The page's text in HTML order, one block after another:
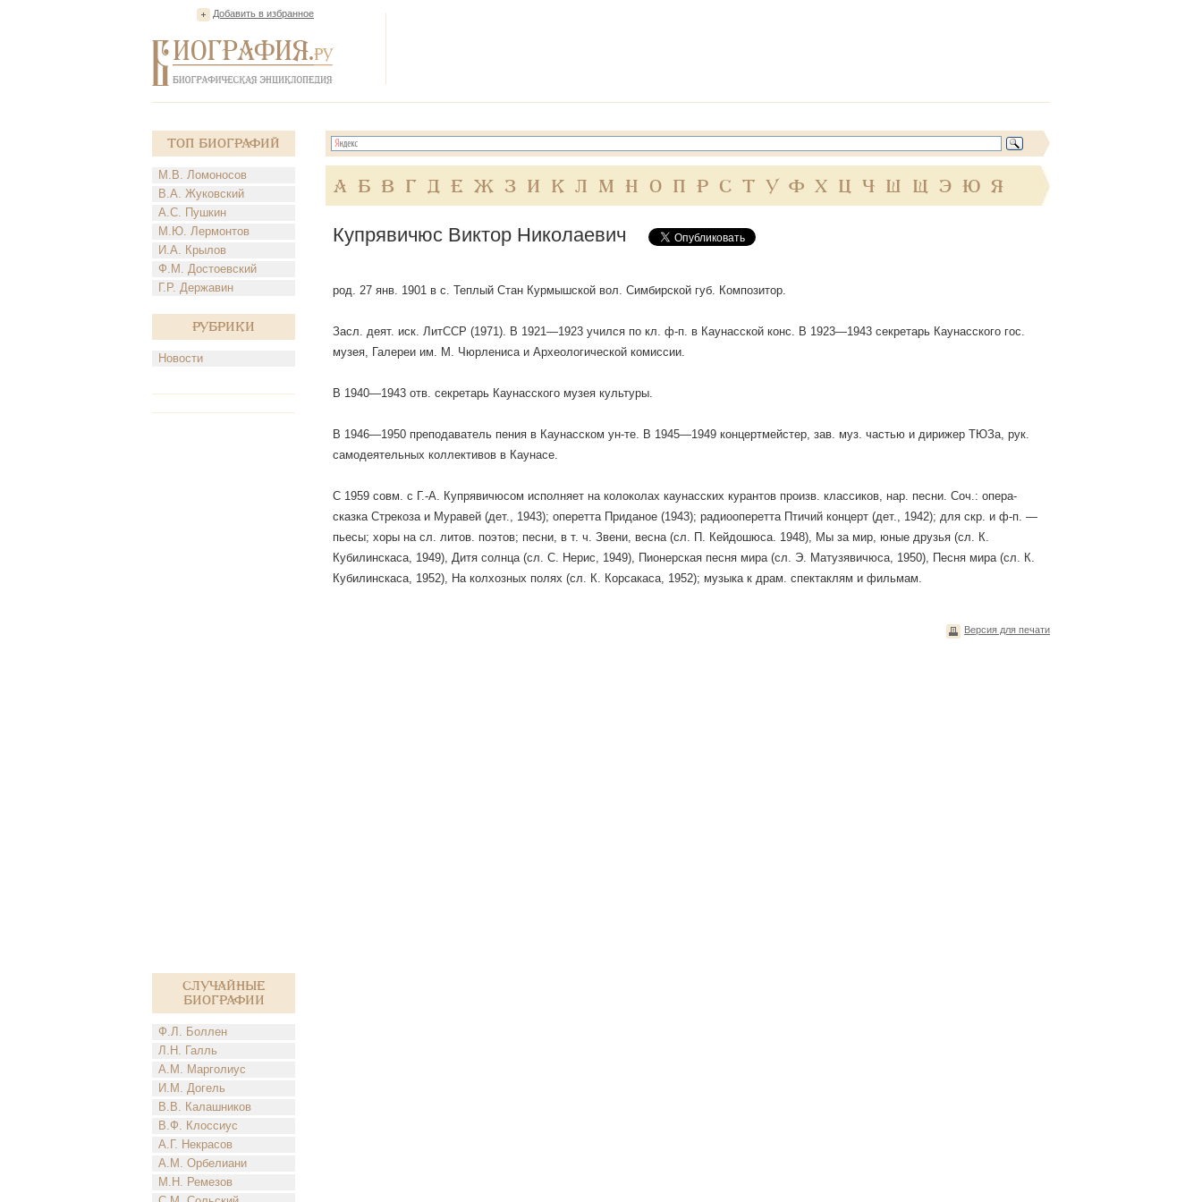
Добавить в избранное
Топ Биографий
М.В. Ломоносов
В.А. Жуковский
А.С. Пушкин
М.Ю. Лермонтов
И.А. Крылов
Ф.М. Достоевский
Г.Р. Державин
Рубрики
Новости
Случайные
биографии
Ф.Л. Боллен
Л.Н. Галль
А.М. Марголиус
И.М. Догель
В.В. Калашников
В.Ф. Клоссиус
А.Г. Некрасов
А.М. Орбелиани
М.Н. Ремезов
А Б В Г Д Е Ж З И К Л М Н О П Р С Т У Ф Х Ц Ч Ш Щ Э Ю Я
Купрявичюс Виктор Николаевич
род. 27 янв. 1901 в с. Теплый Стан Курмышской вол. Симбирской губ. Композитор.
Засл. деят. иск. ЛитССР (1971). В 1921—1923 учился по кл. ф-п. в Каунасской конс. В 1923—1943 секретарь Каунасского гос.
музея, Галереи им. М. Чюрлениса и Археологической комиссии.
В 1940—1943 отв. секретарь Каунасского музея культуры.
В 1946—1950 преподаватель пения в Каунасском ун-те. В 1945—1949 концертмейстер, зав. муз. частью и дирижер ТЮЗа, рук.
самодеятельных коллективов в Каунасе.
С 1959 совм. с Г.-А. Купрявичюсом исполняет на колоколах каунасских курантов произв. классиков, нар. песни. Соч.: опера-
сказка Стрекоза и Муравей (дет., 1943); оперетта Приданое (1943); радиооперетта Птичий концерт (дет., 1942); для скр. и ф-п. —
пьесы; хоры на сл. литов. поэтов; песни, в т. ч. Звени, весна (сл. П. Кейдошюса. 1948), Мы за мир, юные друзья (сл. К.
Кубилинскаса, 1949), Дитя солнца (сл. С. Нерис, 1949), Пионерская песня мира (сл. Э. Матузявичюса, 1950), Песня мира (сл. К.
Кубилинскаса, 1952), На колхозных полях (сл. К. Корсакаса, 1952); музыка к драм. спектаклям и фильмам.
Версия для печати